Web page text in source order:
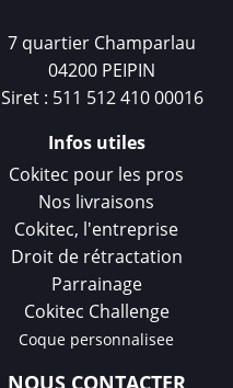
7 quartier Champarlau
04200 PEIPIN
Siret : 511 512 410 00016
Infos utiles
Cokitec pour les pros
Nos livraisons
Cokitec, l'entreprise
Droit de rétractation
Parrainage
Cokitec Challenge
Coque personnalisee